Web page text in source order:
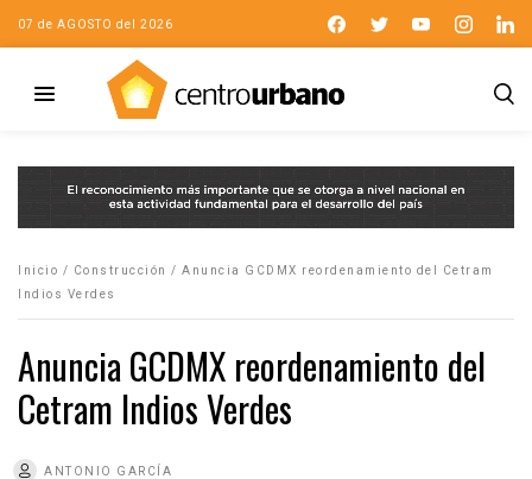
07 de AGOSTO del 2026
Inicio / Construcción / Anuncia GCDMX reordenamiento del Cetram
Indios Verdes
Anuncia GCDMX reordenamiento del
Cetram Indios Verdes
ANTONIO GARCÍA